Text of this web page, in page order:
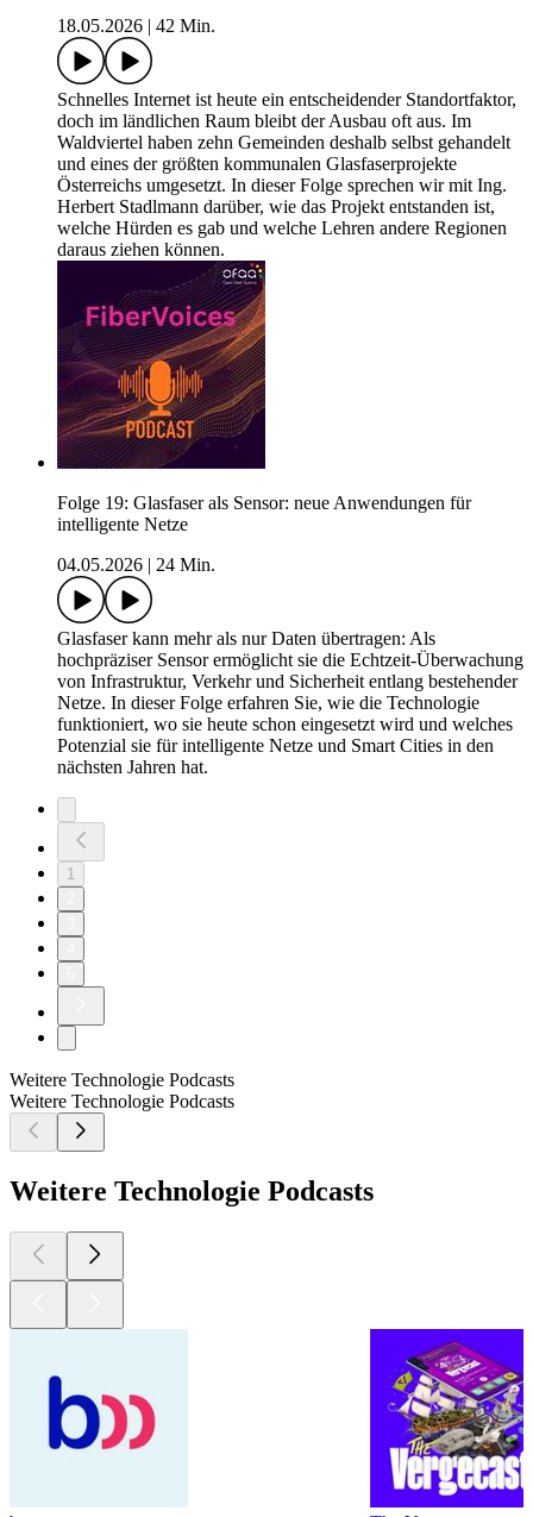
18.05.2026
42 Min.
Schnelles Internet ist heute ein entscheidender Standortfaktor,
doch im ländlichen Raum bleibt der Ausbau oft aus. Im
Waldviertel haben zehn Gemeinden deshalb selbst gehandelt
und eines der größten kommunalen Glasfaserprojekte
Österreichs umgesetzt. In dieser Folge sprechen wir mit Ing.
Herbert Stadlmann darüber, wie das Projekt entstanden ist,
welche Hürden es gab und welche Lehren andere Regionen
daraus ziehen können.
Folge 19: Glasfaser als Sensor: neue Anwendungen für
intelligente Netze
04.05.2026
24 Min.
Glasfaser kann mehr als nur Daten übertragen: Als
hochpräziser Sensor ermöglicht sie die Echtzeit-Überwachung
von Infrastruktur, Verkehr und Sicherheit entlang bestehender
Netze. In dieser Folge erfahren Sie, wie die Technologie
funktioniert, wo sie heute schon eingesetzt wird und welches
Potenzial sie für intelligente Netze und Smart Cities in den
nächsten Jahren hat.
1
Weitere Technologie Podcasts
Weitere Technologie Podcasts
Weitere Technologie Podcasts